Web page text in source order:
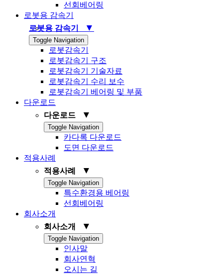
선회베어링
로봇용 감속기
로봇용 감속기
▼
Toggle Navigation
로봇감속기
로봇감속기 구조
로봇감속기 기술자료
로봇감속기 수리 보수
로봇감속기 베어링 및 부품
다운로드
다운로드
▼
Toggle Navigation
카다록 다운로드
도면 다운로드
적용사례
적용사례
▼
Toggle Navigation
특수환경용 베어링
선회베어링
회사소개
회사소개
▼
Toggle Navigation
인사말
회사연혁
오시는 길